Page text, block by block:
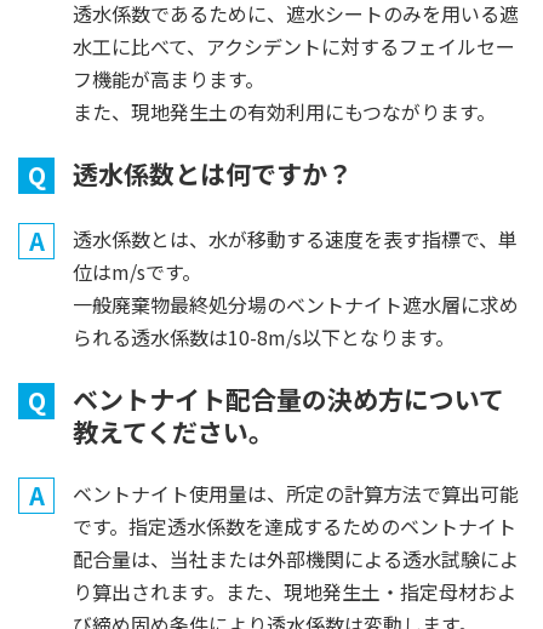
透水係数であるために、遮水シートのみを用いる遮
水工に比べて、アクシデントに対するフェイルセー
フ機能が高まります。
また、現地発生土の有効利用にもつながります。
Q 透水係数とは何ですか？
A
透水係数とは、水が移動する速度を表す指標で、単
位はm/sです。
一般廃棄物最終処分場のベントナイト遮水層に求め
られる透水係数は10-8m/s以下となります。
Q
ベントナイト配合量の決め方について
教えてください。
A
ベントナイト使用量は、所定の計算方法で算出可能
です。指定透水係数を達成するためのベントナイト
配合量は、当社または外部機関による透水試験によ
り算出されます。また、現地発生土・指定母材およ